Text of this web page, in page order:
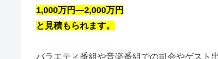
1,000万円―2,000万円
と見積もられます。
バラエティ番組や音楽番組での司会やゲスト出